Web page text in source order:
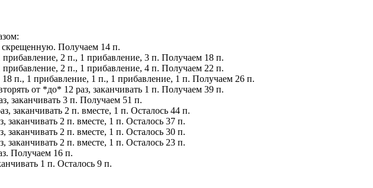
скрещенную. Получаем 14 п.
2 п., 1 прибавление, 3 п. Получаем 18 п.
2 п., 1 прибавление, 4 п. Получаем 22 п.
п., 1 прибавление, 1 п., 1 прибавление, 1 п. Получаем 26 п.
от *до* 12 раз, заканчивать 1 п. Получаем 39 п.
заканчивать 3 п. Получаем 51 п.
заканчивать 2 п. вместе, 1 п. Осталось 44 п.
2 п. вместе, 1 п. Осталось 37 п.
2 п. вместе, 1 п. Осталось 30 п.
2 п. вместе, 1 п. Осталось 23 п.
Получаем 16 п.
1 п. Осталось 9 п.